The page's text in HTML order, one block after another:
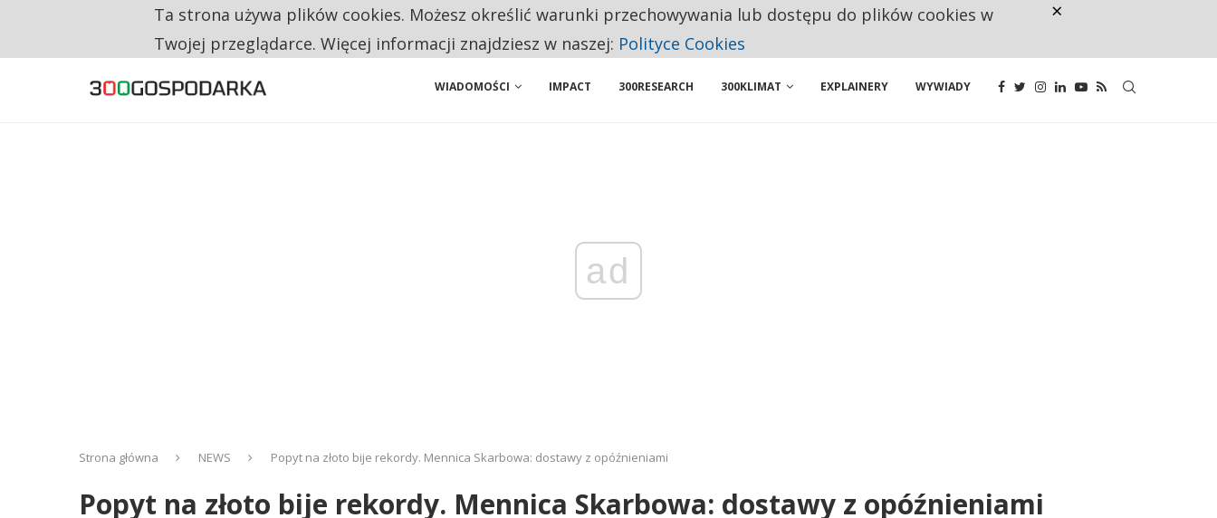
RESTRYKCJE CHIN UDERZAJĄ W EUROPEJSKI PRZEMYSŁ. NA LIŚCIE SĄ DWA PODMIOTY Z POLSKI
WIADOMOŚCI IMPACT 300RESEARCH 300KLIMAT EXPLAINERY WYWIADY
ad
Strona główna NEWS Popyt na złoto bije rekordy. Mennica Skarbowa: dostawy z opóźnieniami
Popyt na złoto bije rekordy. Mennica Skarbowa: dostawy z opóźnieniami
Ta strona używa plików cookies. Możesz określić warunki przechowywania lub dostępu do plików cookies w
Twojej przeglądarce. Więcej informacji znajdziesz w naszej: Polityce Cookies
×